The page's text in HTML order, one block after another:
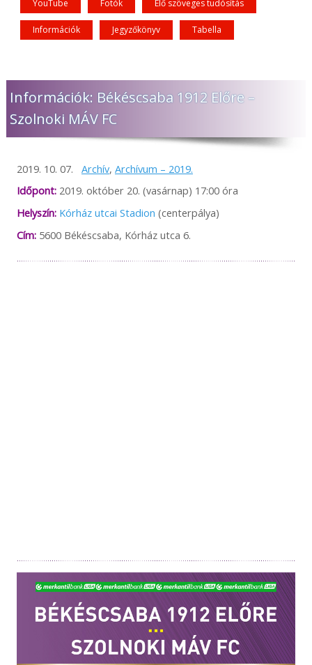
YouTube Fotók Élő szöveges tudósítás
Információk Jegyzőkönyv Tabella
Információk: Békéscsaba 1912 Előre –
Szolnoki MÁV FC
2019. 10. 07. Archív, Archívum – 2019.
Időpont:2019. október 20. (vasárnap) 17:00 óra
Helyszín: Kórház utcai Stadion (centerpálya)
Cím:5600 Békéscsaba, Kórház utca 6.